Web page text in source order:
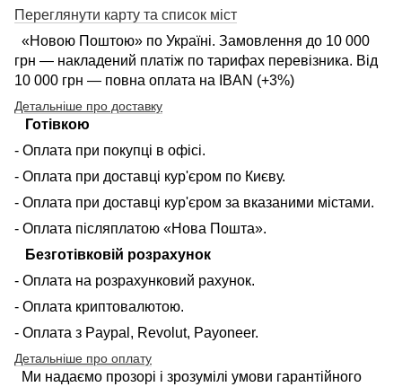
Переглянути карту та список міст
«Новою Поштою» по Україні. Замовлення до 10 000
грн — накладений платіж по тарифах перевізника. Від
10 000 грн — повна оплата на IBAN (+3%)
Детальніше про доставку
Готівкою
- Оплата при покупці в офісі.
- Оплата при доставці кур'єром по Києву.
- Оплата при доставці кур'єром за вказаними містами.
- Оплата післяплатою «Нова Пошта».
Безготівковій розрахунок
- Оплата на розрахунковий рахунок.
- Оплата криптовалютою.
- Оплата з Paypal, Revolut, Payoneer.
Детальніше про оплату
Ми надаємо прозорі і зрозумілі умови гарантійного